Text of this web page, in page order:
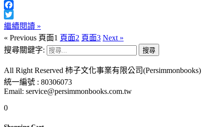
Line
Facebook
Twitter
繼續閱讀 »
« Previous 頁面1 頁面2 頁面3 Next »
搜尋關鍵字:
All Right Reserved 柿子文化事業有限公司(Persimmonbooks)
統一編號 : 80306073
Email: service@persimmonbooks.com.tw
0